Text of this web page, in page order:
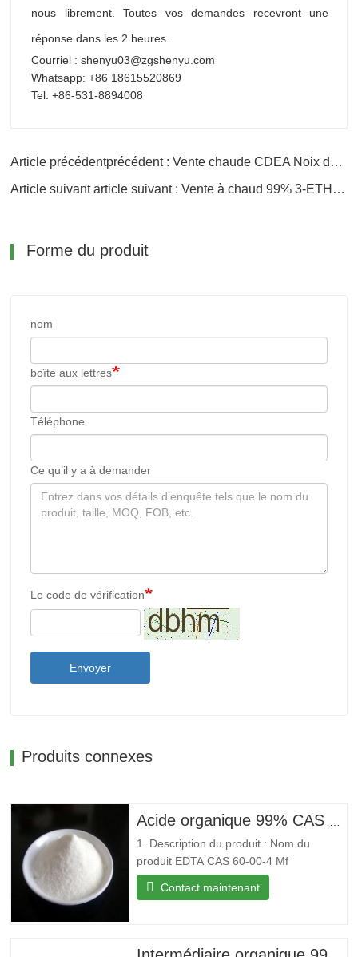
nous librement. Toutes vos demandes recevront une
réponse dans les 2 heures.
Courriel : shenyu03@zgshenyu.com
Whatsapp: +86 18615520869
Tel: +86-531-8894008
Article précédentprécédent : Vente chaude CDEA Noix de Coco Diéthanolamide à Bon Prix
Article suivant article suivant : Vente à chaud 99% 3-ETHYL-3-OXETANEMETHANOL avec bon prix
Forme du produit
nom
boîte aux lettres
Téléphone
Ce qu’il y a à demander
Le code de vérification
Envoyer
Produits connexes
1. Description du produit : Nom du
produit EDTA CAS 60-00-4 Mf
C10H16N2O8 Mw 292.24 EINECS 200-
449-4 Point de fusion 250 °C (déc.)(lit.)
Stockage Conserver en…
Contact maintenant